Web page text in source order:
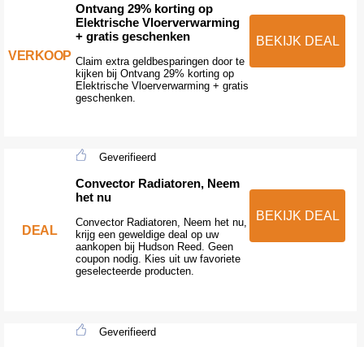
VERKOOP
Ontvang 29% korting op
Elektrische Vloerverwarming
+ gratis geschenken
Claim extra geldbesparingen door te
kijken bij Ontvang 29% korting op
Elektrische Vloerverwarming + gratis
geschenken.
BEKIJK DEAL
DEAL
Geverifieerd
Convector Radiatoren, Neem
het nu
Convector Radiatoren, Neem het nu,
krijg een geweldige deal op uw
aankopen bij Hudson Reed. Geen
coupon nodig. Kies uit uw favoriete
geselecteerde producten.
BEKIJK DEAL
Geverifieerd